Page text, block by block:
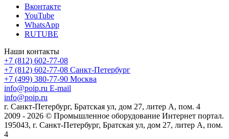
Вконтакте
YouTube
WhatsApp
RUTUBE
Наши контакты
+7 (812) 602-77-08
+7 (812) 602-77-08 Санкт-Петербург
+7 (499) 380-77-90 Москва
info@poip.ru E-mail
info@poip.ru
г. Санкт-Петербург, Братская ул, дом 27, литер А, пом. 4
2009 - 2026 © Промышленное оборудование Интернет портал.
195043, г. Санкт-Петербург, Братская ул, дом 27, литер А, пом.
4